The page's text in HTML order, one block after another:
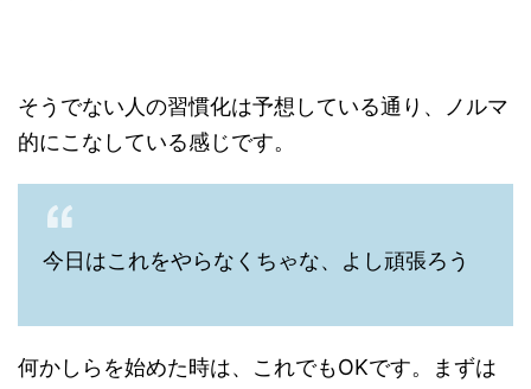
そうでない人の習慣化は予想している通り、ノルマ
的にこなしている感じです。
今日はこれをやらなくちゃな、よし頑張ろう
何かしらを始めた時は、これでもOKです。まずは